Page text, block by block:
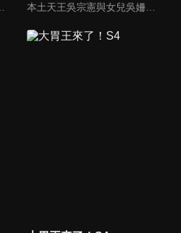
本土天王吳宗憲與女兒吳姍儒（Sandy）搭檔主持，每集邀請來賓暢談演藝圈大小事，父女檔聯手笑果十足，老梗搭上新世代，最新組合強勢登場！